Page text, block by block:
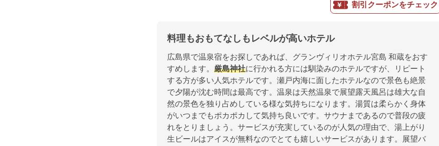
割引クーポンをチェック
料理もおもてなしもレベルが高いホテル
広島県で温泉宿をお探しであれば、グランヴィリオホテル宮島 和蔵をおす
すめします。 厳島神社に行かれる方には馴染みのホテルですが、リピート
する方が多い人気ホテルです。瀬戸内海に面したホテルなので景色も絶景
で夕陽が沈む時間は最高です。温泉は天然温泉で展望露天風呂は雄大な自
然の景色を独り占めしている様な気持ちになります。湯質は柔らかく身体
がいつまでもポカポカして気持ち良いです。サウナまであるので普段の疲
れをとりましょう。サービスが充実しているのが人気の理由で、湯上がり
生ビールはアイスが無料なのでとても嬉しいサービスがあります。展望バ